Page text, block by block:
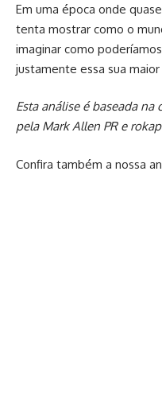
Em uma época onde
tenta mostrar como o
imaginar como
justamente essa sua
Esta análise é baseada
pela Mark Allen PR e
Confira também a nossa